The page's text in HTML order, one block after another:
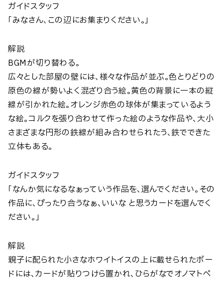
ガイドスタッフ
「みなさん、この辺にお集まりください。」
解説
BGMが切り替わる。
広々とした部屋の壁には、様々な作品が並ぶ。色とりどりの
原色の線が勢いよく混ざり合う絵。黄色の背景に一本の縦
線が引かれた絵。オレンジ赤色の球体が集まっているよう
な絵。コルクを張り合わせて作った絵のような作品や、大小
さまざまな円形の鉄線が組み合わせられたう、鉄でできた
立体もある。
ガイドスタッフ
「なんか気になるなぁっていう作品を、選んでください。その
作品に、ぴったり合うなぁ、いいな と思うカードを選んでく
ださい。」
解説
親子に配られた小さなホワイトイスの上に載せられたボー
ドには、カードが貼りつけら置かれ、ひらがなでオノマトペ